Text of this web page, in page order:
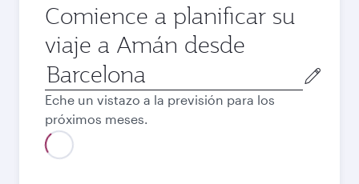
Comience a planificar su
viaje a Amán desde
Ciudad
de
salida
Eche un vistazo a la previsión para los
próximos meses.